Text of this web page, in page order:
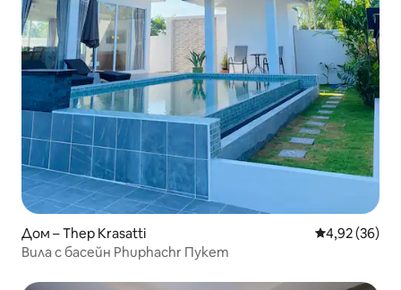
Дом – Thep Krasatti Средна
4,92 (36)
Вила с басейн Phuphachr Пукет